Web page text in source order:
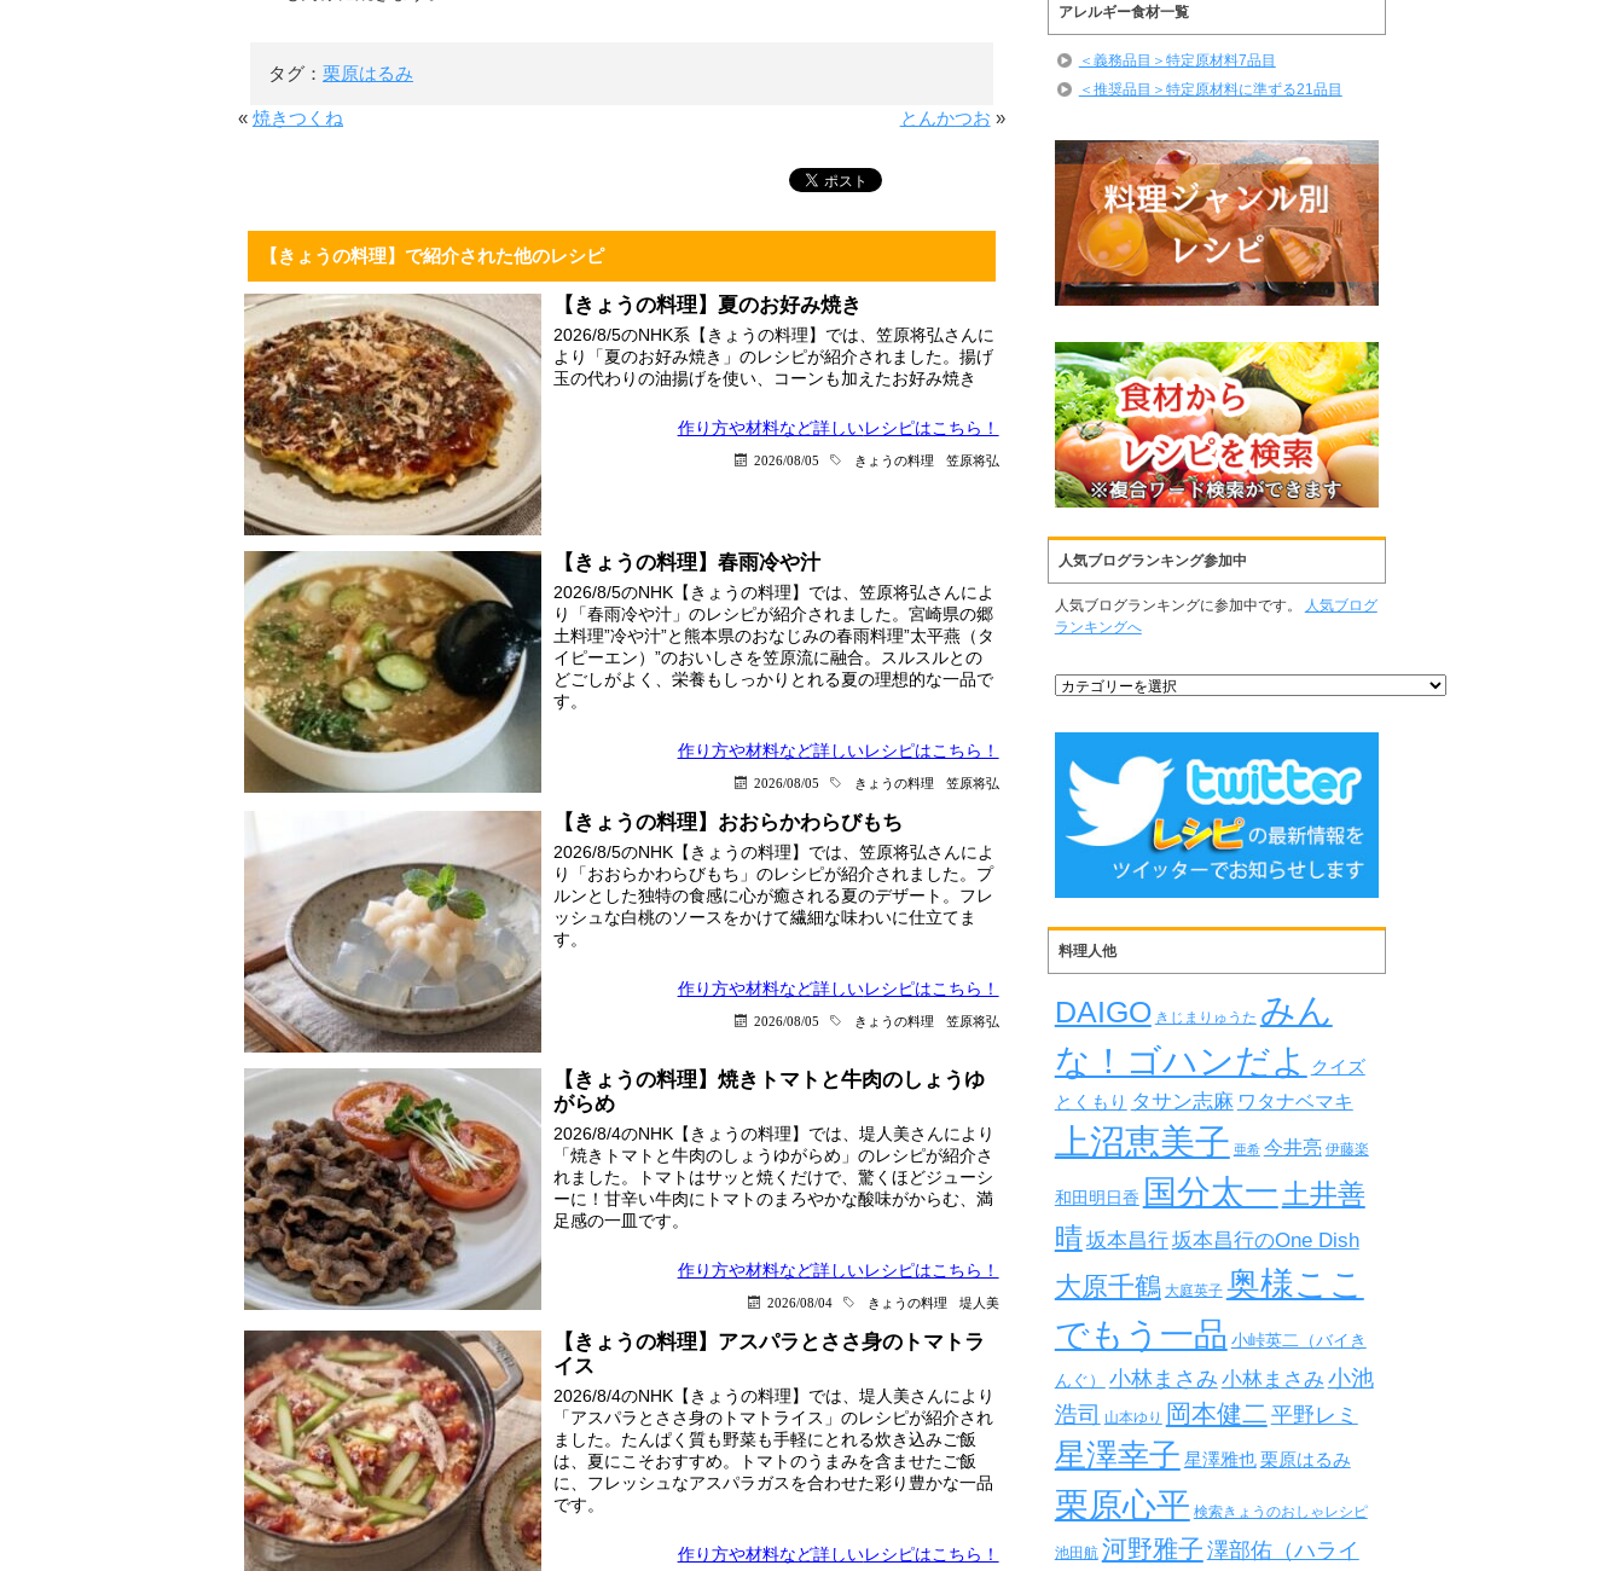
タグ： 栗原はるみ
« 焼きつくね とんかつお »
【きょうの料理】で紹介された他のレシピ
【きょうの料理】夏のお好み焼き
2026/8/5のNHK系【きょうの料理】では、笠原将弘さんに
より「夏のお好み焼き」のレシピが紹介されました。揚げ
玉の代わりの油揚げを使い、コーンも加えたお好み焼き
作り方や材料など詳しいレシピはこちら！
2026/08/05 きょうの料理 笠原将弘
【きょうの料理】春雨冷や汁
2026/8/5のNHK【きょうの料理】では、笠原将弘さんによ
り「春雨冷や汁」のレシピが紹介されました。宮崎県の郷
土料理”冷や汁”と熊本県のおなじみの春雨料理”太平燕（タ
イピーエン）”のおいしさを笠原流に融合。スルスルとの
どごしがよく、栄養もしっかりとれる夏の理想的な一品で
す。
作り方や材料など詳しいレシピはこちら！
2026/08/05 きょうの料理 笠原将弘
【きょうの料理】おおらかわらびもち
2026/8/5のNHK【きょうの料理】では、笠原将弘さんによ
り「おおらかわらびもち」のレシピが紹介されました。プ
ルンとした独特の食感に心が癒される夏のデザート。フレ
ッシュな白桃のソースをかけて繊細な味わいに仕立てま
す。
作り方や材料など詳しいレシピはこちら！
2026/08/05 きょうの料理 笠原将弘
【きょうの料理】焼きトマトと牛肉のしょうゆ
がらめ
2026/8/4のNHK【きょうの料理】では、堤人美さんにより
「焼きトマトと牛肉のしょうゆがらめ」のレシピが紹介さ
れました。トマトはサッと焼くだけで、驚くほどジューシ
ーに！甘辛い牛肉にトマトのまろやかな酸味がからむ、満
足感の一皿です。
作り方や材料など詳しいレシピはこちら！
2026/08/04 きょうの料理 堤人美
【きょうの料理】アスパラとささ身のトマトラ
イス
2026/8/4のNHK【きょうの料理】では、堤人美さんにより
「アスパラとささ身のトマトライス」のレシピが紹介され
ました。たんぱく質も野菜も手軽にとれる炊き込みご飯
は、夏にこそおすすめ。トマトのうまみを含ませたご飯
に、フレッシュなアスパラガスを合わせた彩り豊かな一品
です。
作り方や材料など詳しいレシピはこちら！
アレルギー食材一覧
＜義務品目＞特定原材料7品目
＜推奨品目＞特定原材料に準ずる21品目
人気ブログランキング参加中
人気ブログランキングに参加中です。
人気ブログ
ランキングへ
料理人他
DAIGO きじまりゅうた みん
な！ゴハンだよ
クイズ
とくもり タサン志麻 ワタナベマキ
上沼恵美子 亜希 今井亮 伊藤楽
和田明日香 国分太一土井善
晴坂本昌行坂本昌行のOne Dish
大原千鶴 大庭英子 奥様ここ
でもう一品 小峠英二（バイき
んぐ） 小林まさみ 小林まさみ 小池
浩司 山本ゆり 岡本健二 平野レミ
星澤幸子 星澤雅也 栗原はるみ
栗原心平 検索きょうのおしゃレシピ
池田航 河野雅子 澤部佑（ハライ